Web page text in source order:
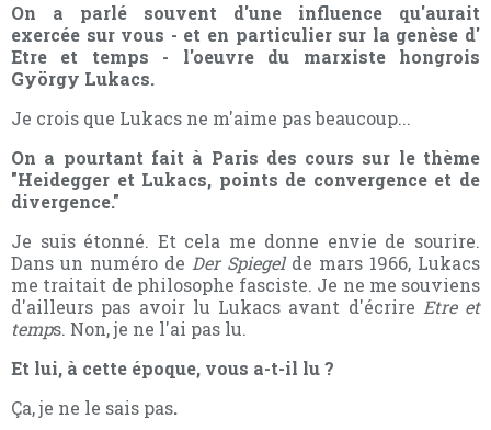
On a parlé souvent d'une influence qu'aurait
exercée sur vous - et en particulier sur la genèse d'
Etre et temps - l'oeuvre du marxiste hongrois
György Lukacs.
Je crois que Lukacs ne m'aime pas beaucoup...
On a pourtant fait à Paris des cours sur le thème
"Heidegger et Lukacs, points de convergence et de
divergence."
Je suis étonné. Et cela me donne envie de sourire.
Dans un numéro de Der Spiegelde mars 1966, Lukacs
me traitait de philosophe fasciste. Je ne me souviens
d'ailleurs pas avoir lu Lukacs avant d'écrire Etre et
temps. Non, je ne l'ai pas lu.
Et lui, à cette époque, vous a-t-il lu ?
Ça, je ne le sais pas.